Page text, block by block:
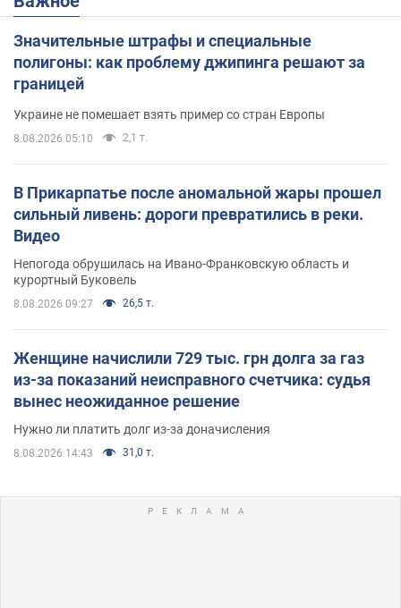
Значительные штрафы и специальные
полигоны: как проблему джипинга решают за
границей
Украине не помешает взять пример со стран Европы
8.08.2026 05:10 2,1 т.
В Прикарпатье после аномальной жары прошел
сильный ливень: дороги превратились в реки.
Видео
Непогода обрушилась на Ивано-Франковскую область и
курортный Буковель
8.08.2026 09:27 26,5 т.
Женщине начислили 729 тыс. грн долга за газ
из-за показаний неисправного счетчика: судья
вынес неожиданное решение
Нужно ли платить долг из-за доначисления
8.08.2026 14:43 31,0 т.